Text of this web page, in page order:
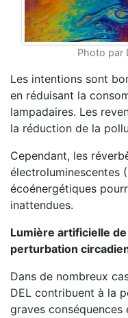
Photo par
Les intentions sont
en réduisant la
lampadaires. Les
la réduction de la
Cependant, les
électroluminescentes
écoénergétiques
inattendues.
Lumière artificielle
perturbation
Dans de nombreux
DEL contribuent à la
graves conséquences